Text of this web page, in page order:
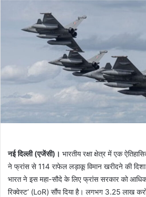
नई दिल्ली (एजेंसी)। भारतीय रक्षा क्षेत्र में एक
ने फ्रांस से 114 राफेल लड़ाकू विमान खरीदने की दिशा
भारत ने इस महा-सौदे के लिए फ्रांस सरकार को
रिक्वेस्ट’ (LoR) सौंप दिया है। लगभग 3.25 लाख